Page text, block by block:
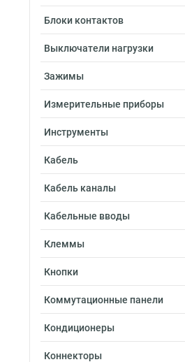
Блоки контактов
Выключатели нагрузки
Зажимы
Измерительные приборы
Инструменты
Кабель
Кабель каналы
Кабельные вводы
Клеммы
Кнопки
Коммутационные панели
Кондиционеры
Коннекторы